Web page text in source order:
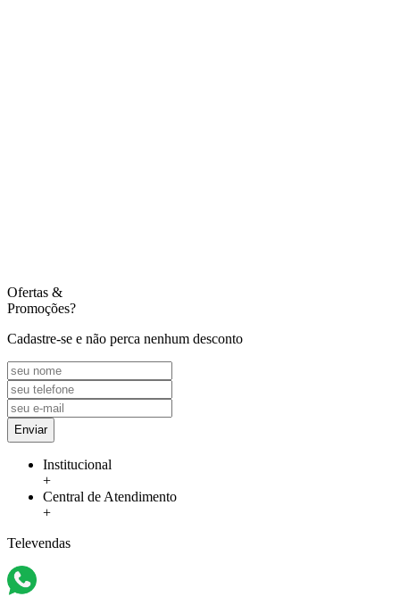
Ofertas &
Promoções?
Cadastre-se e não perca nenhum desconto
Enviar
Institucional
+
Central de Atendimento
+
Televendas